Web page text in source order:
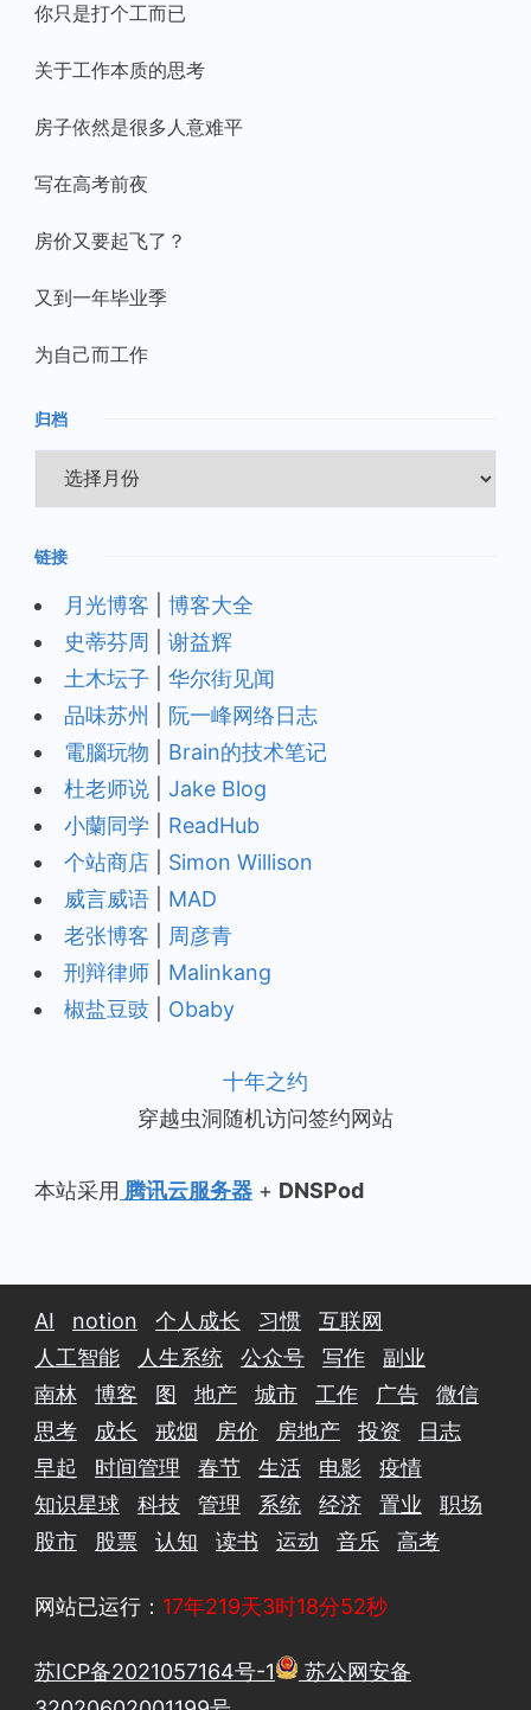
你只是打个工而已
关于工作本质的思考
房子依然是很多人意难平
写在高考前夜
房价又要起飞了？
又到一年毕业季
为自己而工作
归档
档
链接
月光博客
博客大全
史蒂芬周
谢益辉
土木坛子
华尔街见闻
品味苏州
阮一峰网络日志
電腦玩物
Brain的技术笔记
杜老师说
Jake Blog
小蘭同学
ReadHub
个站商店
Simon Willison
威言威语
MAD
老张博客
周彦青
刑辩律师
Malinkang
椒盐豆豉
Obaby
十年之约
穿越虫洞随机访问签约网站
本站采用 腾讯云服务器 + DNSPod
AI notion 个人成长 习惯
互联网
人工智能
人生系统 公众号 写作
副业
南林
博客 图 地产 城市 工作 广告
微信
思考
成长 戒烟 房价 房地产 投资
日志
早起
时间管理 春节 生活 电影
疫情
知识星球
科技 管理 系统 经济 置业
职场
股市
股票 认知 读书 运动 音乐 高考
网站已运行： 17年219天3时18分53秒
苏ICP备2021057164号-1
苏公网安备